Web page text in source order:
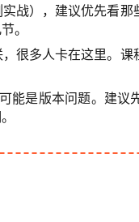
战），建议优先看
。
很多人卡在这里。
能是版本问题。建议